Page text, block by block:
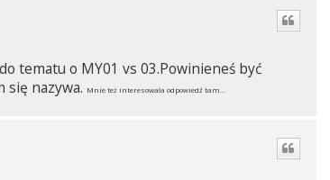
tematu o MY01 vs 03.Powinieneś być
się nazywa. Mnie też interesowała odpowiedź tam...